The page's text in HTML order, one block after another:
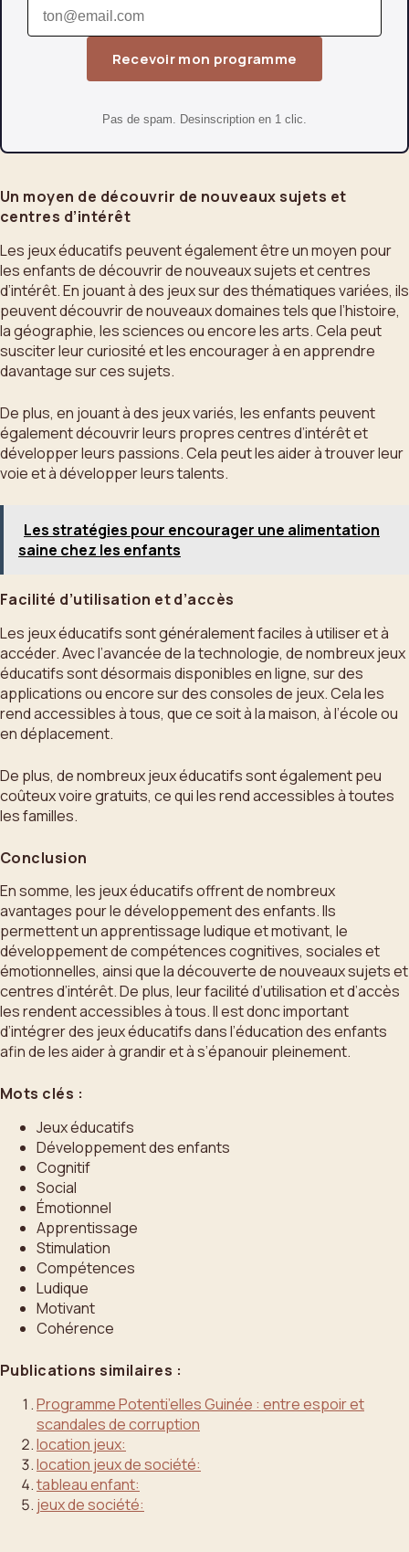
Recevoir mon programme
Pas de spam. Desinscription en 1 clic.
Un moyen de découvrir de nouveaux sujets et
centres d’intérêt
Les jeux éducatifs peuvent également être un moyen pour
les enfants de découvrir de nouveaux sujets et centres
d’intérêt. En jouant à des jeux sur des thématiques variées, ils
peuvent découvrir de nouveaux domaines tels que l’histoire,
la géographie, les sciences ou encore les arts. Cela peut
susciter leur curiosité et les encourager à en apprendre
davantage sur ces sujets.
De plus, en jouant à des jeux variés, les enfants peuvent
également découvrir leurs propres centres d’intérêt et
développer leurs passions. Cela peut les aider à trouver leur
voie et à développer leurs talents.
Les stratégies pour encourager une alimentation
saine chez les enfants
Facilité d’utilisation et d’accès
Les jeux éducatifs sont généralement faciles à utiliser et à
accéder. Avec l’avancée de la technologie, de nombreux jeux
éducatifs sont désormais disponibles en ligne, sur des
applications ou encore sur des consoles de jeux. Cela les
rend accessibles à tous, que ce soit à la maison, à l’école ou
en déplacement.
De plus, de nombreux jeux éducatifs sont également peu
coûteux voire gratuits, ce qui les rend accessibles à toutes
les familles.
Conclusion
En somme, les jeux éducatifs offrent de nombreux
avantages pour le développement des enfants. Ils
permettent un apprentissage ludique et motivant, le
développement de compétences cognitives, sociales et
émotionnelles, ainsi que la découverte de nouveaux sujets et
centres d’intérêt. De plus, leur facilité d’utilisation et d’accès
les rendent accessibles à tous. Il est donc important
d’intégrer des jeux éducatifs dans l’éducation des enfants
afin de les aider à grandir et à s’épanouir pleinement.
Mots clés :
Jeux éducatifs
Développement des enfants
Cognitif
Social
Émotionnel
Apprentissage
Stimulation
Compétences
Ludique
Motivant
Cohérence
Publications similaires :
Programme Potenti’elles Guinée : entre espoir et
scandales de corruption
location jeux:
location jeux de société:
tableau enfant:
jeux de société: